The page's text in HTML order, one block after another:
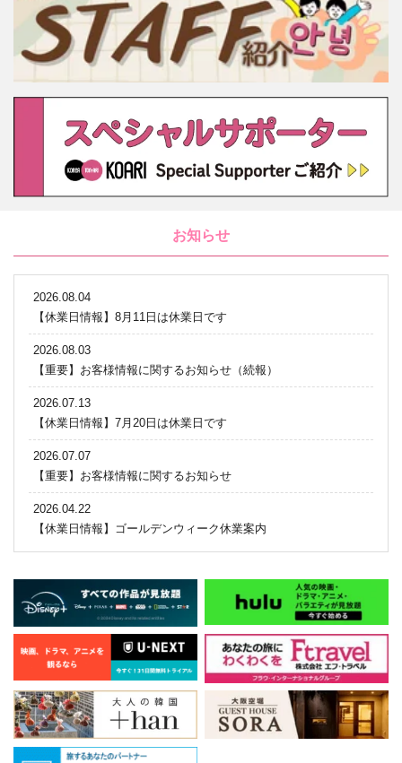
お知らせ
2026.08.04
【休業日情報】8月11日は休業日です
2026.08.03
【重要】お客様情報に関するお知らせ（続報）
2026.07.13
【休業日情報】7月20日は休業日です
2026.07.07
【重要】お客様情報に関するお知らせ
2026.04.22
【休業日情報】ゴールデンウィーク休業案内